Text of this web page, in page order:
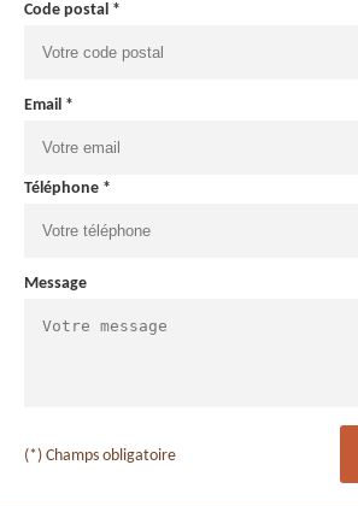
Code postal *
Email *
Téléphone *
Message
(*) Champs obligatoire